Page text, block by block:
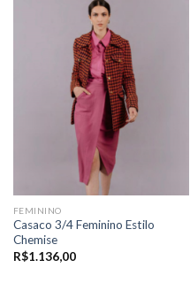
FEMININO
Casaco 3/4 Feminino Estilo
Chemise
R$1.136,00